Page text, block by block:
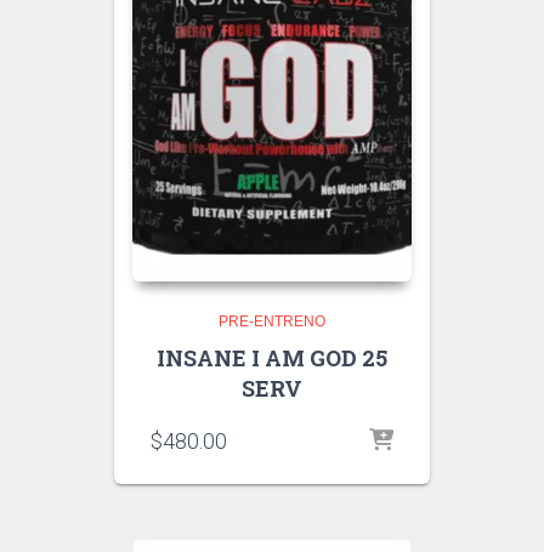
PRE-ENTRENO
INSANE I AM GOD 25
SERV
$480.00